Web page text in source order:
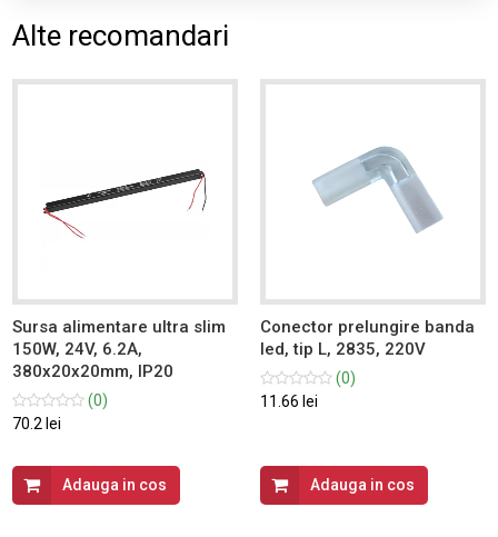
Alte recomandari
Sursa alimentare ultra slim
150W, 24V, 6.2A,
380x20x20mm, IP20
(0)
70.2 lei
Adauga in cos
Conector prelungire banda
led, tip L, 2835, 220V
(0)
11.66 lei
Adauga in cos